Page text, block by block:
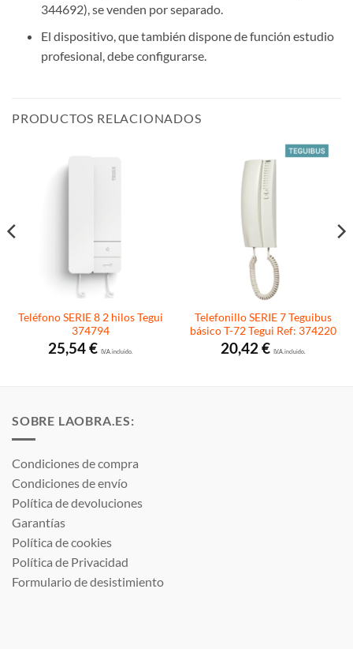
344692), se venden por separado.
El dispositivo, que también dispone de función estudio
profesional, debe configurarse.
PRODUCTOS RELACIONADOS
Teléfono SERIE 8 2 hilos Tegui
374794
25,54€ I.V.A. incluido.
Telefonillo SERIE 7 Teguibus
básico T-72 Tegui Ref: 374220
20,42 € I.V.A. incluido.
SOBRE LAOBRA.ES:
Condiciones de compra
Condiciones de envío
Política de devoluciones
Garantías
Política de cookies
Política de Privacidad
Formulario de desistimiento